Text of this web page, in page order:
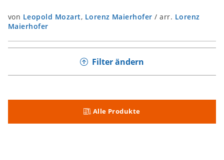
von Leopold Mozart, Lorenz Maierhofer /arr. Lorenz
Maierhofer
Filter ändern
Alle Produkte